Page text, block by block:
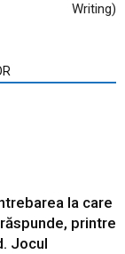
Writing)
la care
printre
Jocul